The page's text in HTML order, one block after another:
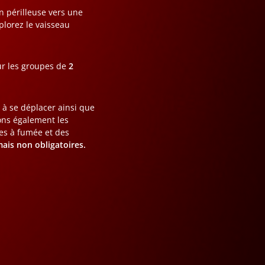
périlleuse vers une
le vaisseau
les groupes de 2
se déplacer ainsi que
également les
à fumée et des
non obligatoires.